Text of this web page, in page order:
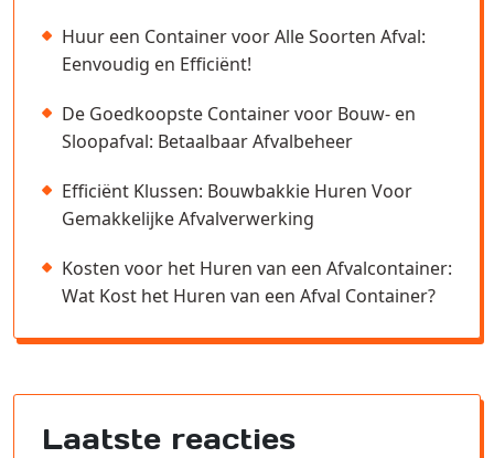
Huur een Container voor Alle Soorten Afval:
Eenvoudig en Efficiënt!
De Goedkoopste Container voor Bouw- en
Sloopafval: Betaalbaar Afvalbeheer
Efficiënt Klussen: Bouwbakkie Huren Voor
Gemakkelijke Afvalverwerking
Kosten voor het Huren van een Afvalcontainer:
Wat Kost het Huren van een Afval Container?
Laatste reacties